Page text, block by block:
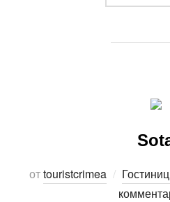
отtouristcrimea